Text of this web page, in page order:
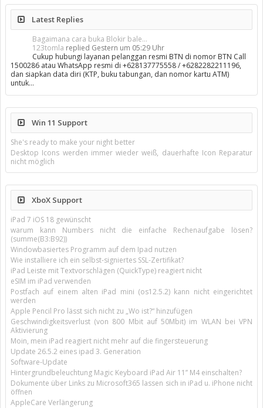
Latest Replies
Bagaimana cara buka Blokir bale...
123tomla replied Gestern um 05:29 Uhr
Cukup hubungi layanan pelanggan resmi BTN di nomor BTN Call
1500286 atau WhatsApp resmi di +628137775558 / +6282282211196,
dan siapkan data diri (KTP, buku tabungan, dan nomor kartu ATM)
untuk…
Win 11 Support
She's ready to make your night better
Desktop Icons werden immer wieder weiß, dauerhafte Icon Reparatur
nicht möglich
XboX Support
iPad 7 iOS 18 gewünscht
warum kann Numbers nicht die einfache Rechenaufgabe lösen?
(summe(B3:B92))
Windowbasiertes Programm auf dem Ipad nutzen
Wie installiere ich ein selbst-signiertes SSL-Zertifikat?
iPad Leiste mit Textvorschlägen (QuickType) reagiert nicht
eSIM im iPad verwenden
Postfach auf einem alten iPad mini (os12.5.2) kann nicht eingerichtet
werden
Apple Pencil Pro lässt sich nicht zu „Wo ist?“ hinzufügen
Geschwindigkeitsverlust (von 800 Mbit auf 50Mbit) im WLAN bei VPN
Aktivierung
Moin, mein iPad reagiert nicht mehr auf die fingersteuerung
Update 26.5.2 eines ipad 3. Generation
Software-Update
Hintergrundbeleuchtung Magic Keyboard iPad Air 11’’ M4 einschalten?
Dokumente über Links zu Microsoft365 lassen sich in iPad u. iPhone nicht
öffnen
AppleCare Verlängerung